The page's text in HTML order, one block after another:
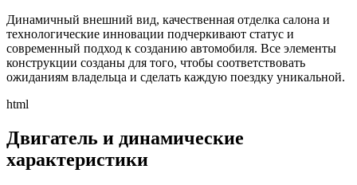
Динамичный внешний вид, качественная отделка салона и
технологические инновации подчеркивают статус и
современный подход к созданию автомобиля. Все элементы
конструкции созданы для того, чтобы соответствовать
ожиданиям владельца и сделать каждую поездку уникальной.
html
Двигатель и динамические
характеристики